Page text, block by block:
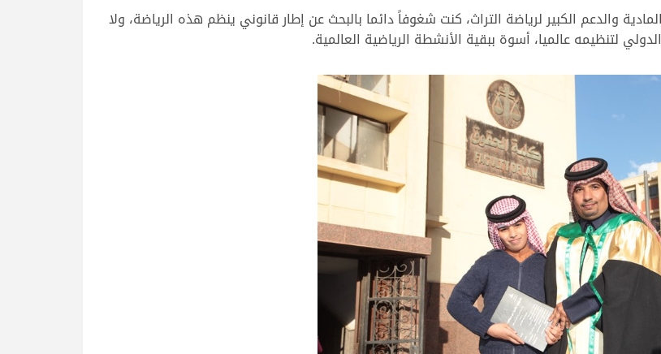
والدعم الكبير لرياضة التراث، كنت شغوفاً دائما بالبحث عن إطار قانوني ينظم هذه الرياضة، ولا
لتنظيمه عالميا، أسوة ببقية الأنشطة الرياضية العالمية.